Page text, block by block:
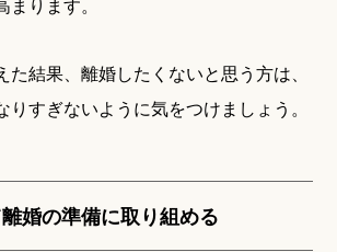
ります。
た結果、離婚したくないと思う方は、
りすぎないように気をつけましょう。
婚の準備に取り組める